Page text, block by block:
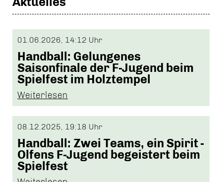
01.06.2026, 14:12 Uhr
Handball: Gelungenes
Saisonfinale der F-Jugend beim
Spielfest im Holztempel
Weiterlesen
08.12.2025, 19:18 Uhr
Handball: Zwei Teams, ein Spirit -
Olfens F-Jugend begeistert beim
Spielfest